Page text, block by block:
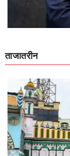
ताजातरीन